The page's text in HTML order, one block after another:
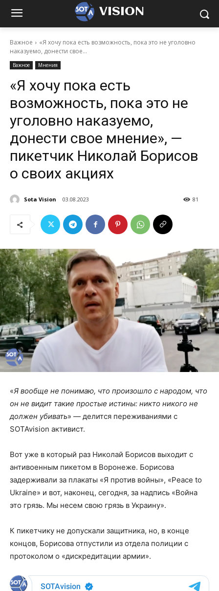
VISION
Важное
«Я хочу пока есть возможность, пока это не уголовно
наказуемо, донести свое...
Важное Мнения
«Я хочу пока есть
возможность, пока это не
уголовно наказуемо,
донести свое мнение», —
пикетчик Николай Борисов
о своих акциях
Sota Vision 03.08.2023 81
«Я вообще не понимаю, что произошло с народом, что
он не видит такие простые истины: никто никого не
должен убивать» — делится переживаниями с
SOTAvision активист.
Вот уже в который раз Николай Борисов выходит с
антивоенным пикетом в Воронеже. Борисова
задерживали за плакаты «Я против войны», «Peace to
Ukraine» и вот, наконец, сегодня, за надпись «Война
это грязь. Мы несем свою грязь в Украину».
К пикетчику не допускали защитника, но, в конце
концов, Борисова отпустили из отдела полиции с
протоколом о «дискредитации армии».